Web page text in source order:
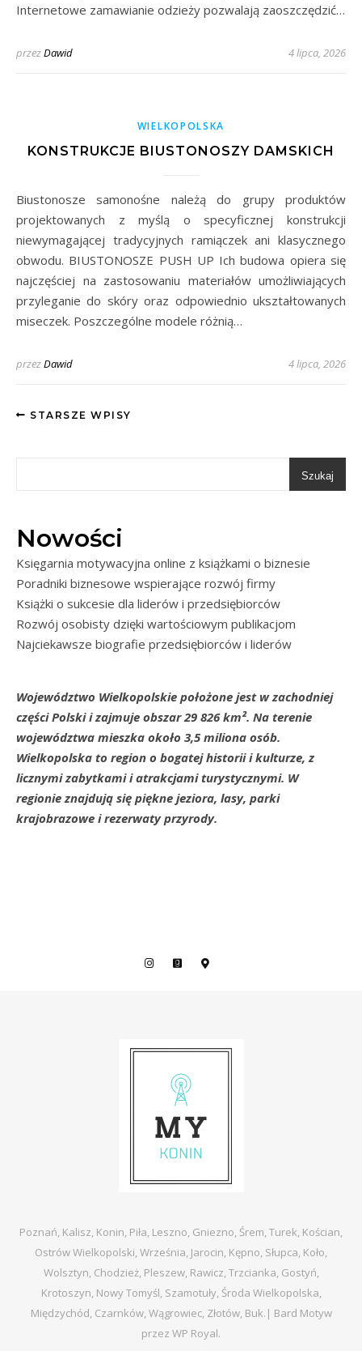
Internetowe zamawianie odzieży pozwalają zaoszczędzić…
przezDawid 4 lipca, 2026
WIELKOPOLSKA
KONSTRUKCJE BIUSTONOSZY DAMSKICH
Biustonosze samonośne należą do grupy produktów
projektowanych z myślą o specyficznej konstrukcji
niewymagającej tradycyjnych ramiączek ani klasycznego
obwodu. BIUSTONOSZE PUSH UP Ich budowa opiera się
najczęściej na zastosowaniu materiałów umożliwiających
przyleganie do skóry oraz odpowiednio ukształtowanych
miseczek. Poszczególne modele różnią…
przezDawid 4 lipca, 2026
STARSZE WPISY
Szukaj
Nowości
Księgarnia motywacyjna online z książkami o biznesie
Poradniki biznesowe wspierające rozwój firmy
Książki o sukcesie dla liderów i przedsiębiorców
Rozwój osobisty dzięki wartościowym publikacjom
Najciekawsze biografie przedsiębiorców i liderów
Województwo Wielkopolskie położone jest w zachodniej
części Polski i zajmuje obszar 29 826 km². Na terenie
województwa mieszka około 3,5 miliona osób.
Wielkopolska to region o bogatej historii i kulturze, z
licznymi zabytkami i atrakcjami turystycznymi. W
regionie znajdują się piękne jeziora, lasy, parki
krajobrazowe i rezerwaty przyrody.
Poznań, Kalisz, Konin, Piła, Leszno, Gniezno, Śrem, Turek, Kościan,
Ostrów Wielkopolski, Września, Jarocin, Kępno, Słupca, Koło,
Wolsztyn, Chodzież, Pleszew, Rawicz, Trzcianka, Gostyń,
Krotoszyn, Nowy Tomyśl, Szamotuły, Środa Wielkopolska,
Międzychód, Czarnków, Wągrowiec, Złotów, Buk.| Bard Motyw
przez WP Royal.